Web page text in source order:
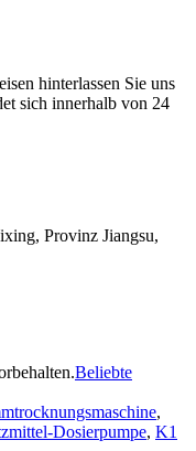
hinterlassen Sie uns
sich innerhalb von 24
Provinz Jiangsu,
Beliebte
,
Dosierpumpe, K1